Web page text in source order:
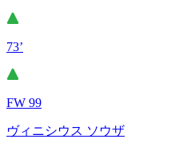
73’
FW 99
ヴィニシウス ソウザ